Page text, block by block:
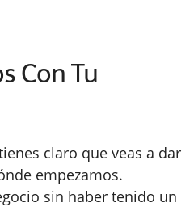
Con Tu
claro que veas a dar
empezamos.
sin haber tenido un